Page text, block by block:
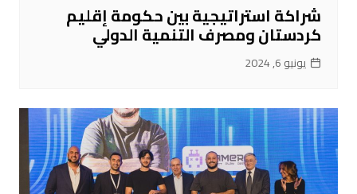
شراكة استراتيجية بين حكومة إقليم
كردستان ومصرف التنمية الدولي
يونيو 6, 2024